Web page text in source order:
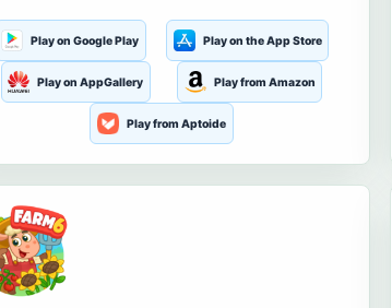
Play on Google Play Play on the App Store
Play on AppGallery Play from Amazon
Play from Aptoide